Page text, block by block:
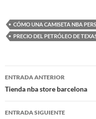
CÓMO UNA CAMISETA NBA
PRECIO DEL PETRÓLEO DE
Navegación
de
entradas
ENTRADA ANTERIOR
Tienda nba store barcelona
ENTRADA SIGUIENTE